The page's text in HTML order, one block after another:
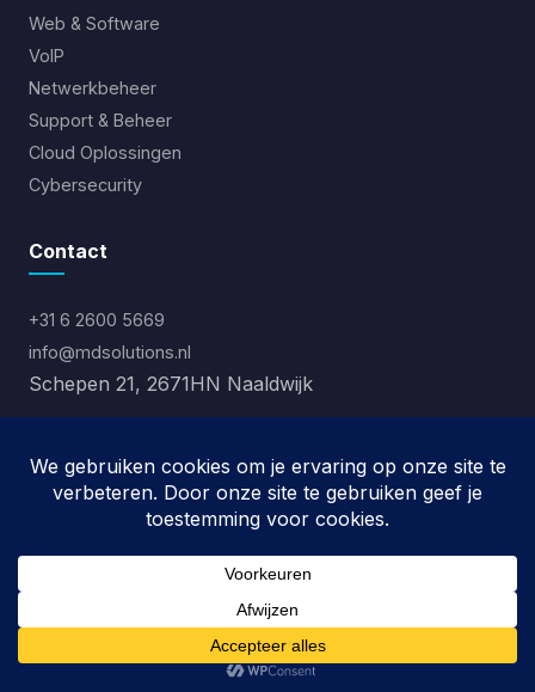
Web & Software
VoIP
Netwerkbeheer
Support & Beheer
Cloud Oplossingen
Cybersecurity
Contact
+31 6 2600 5669
info@mdsolutions.nl
Schepen 21, 2671HN Naaldwijk
Za-Zo: Gesloten
© 2026 MD Solutions. Alle rechten voorbehouden.
Privacybeleid|Algemene Voorwaarden